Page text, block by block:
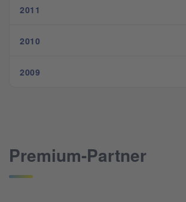
2011
2010
2009
Premium-Partner